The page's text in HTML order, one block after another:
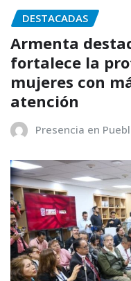
DESTACADAS
Armenta
fortalece la
mujeres con
atención
Presencia en